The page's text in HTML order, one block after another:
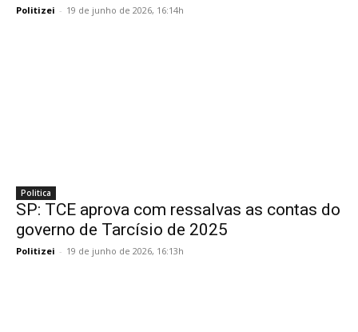
Politizei - 19 de junho de 2026, 16:14h
Politica
SP: TCE aprova com ressalvas as contas do
governo de Tarcísio de 2025
Politizei - 19 de junho de 2026, 16:13h